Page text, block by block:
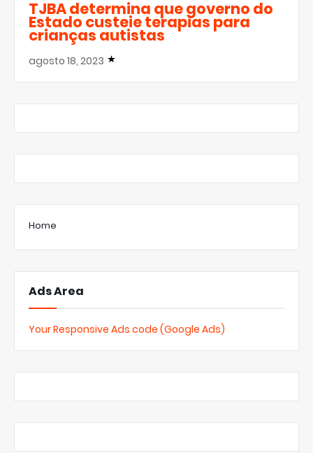
TJBA determina que governo do
Estado custeie terapias para
crianças autistas
agosto 18, 2023
Home
Ads Area
Your Responsive Ads code (Google Ads)